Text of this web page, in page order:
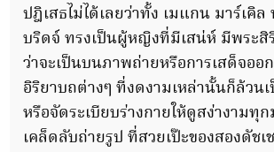
ปฎิเสธไม่ได้เลยว่าทั้ง เมแกน มาร์เ
บริดจ์ ทรงเป็นผู้หญิงที่มีเสน่ห์ มีพระสิ
ว่าจะเป็นบนภาพถ่ายหรือการเสด็จอ
อิริยาบถต่างๆ ที่งดงามเหล่านั้นก็ล้วน
หรือจัดระเบียบร่างกายให้ดูสง่างามทุ
เคล็ดลับถ่ายรูป ที่สวยเป๊ะของสองดัช